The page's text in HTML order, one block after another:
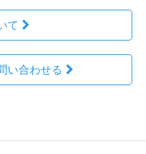
て
い合わせる